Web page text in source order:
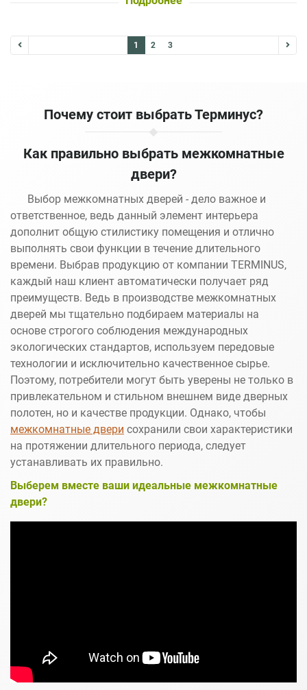
1 2 3
Почему стоит выбрать Терминус?
Как правильно выбрать межкомнатные
двери?
Выбор межкомнатных дверей - дело важное и
ответственное, ведь данный элемент интерьера
дополнит общую стилистику помещения и отлично
выполнять свои функции в течение длительного
времени. Выбрав продукцию от компании TERMINUS,
каждый наш клиент автоматически получает ряд
преимуществ. Ведь в производстве межкомнатных
дверей мы тщательно подбираем материалы на
основе строгого соблюдения международных
экологических стандартов, используем передовые
технологии и исключительно качественное сырье.
Поэтому, потребители могут быть уверены не только в
привлекательном и стильном внешнем виде дверных
полотен, но и качестве продукции. Однако, чтобы
межкомнатные двери сохранили свои характеристики
на протяжении длительного периода, следует
устанавливать их правильно.
Выберем вместе ваши идеальные межкомнатные
двери?